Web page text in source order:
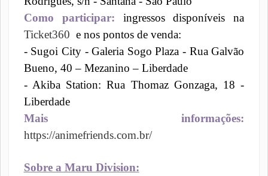
Como participar: ingressos disponíveis na
Ticket360 e nos pontos de venda:
- Sugoi City - Galeria Sogo Plaza - Rua Galvão
Bueno, 40 – Mezanino – Liberdade
- Akiba Station: Rua Thomaz Gonzaga, 18 -
Liberdade
Mais informações:
https://animefriends.com.br/
Sobre a Maru Division: